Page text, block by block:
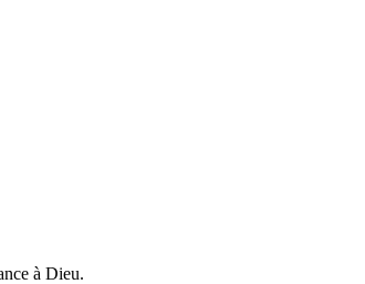
à Dieu.